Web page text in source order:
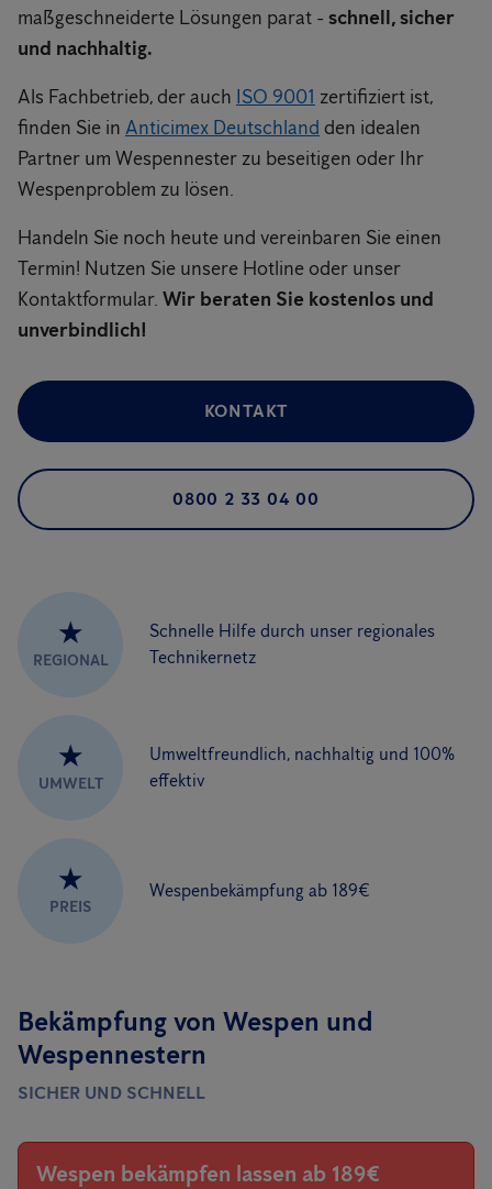
maßgeschneiderte Lösungen parat - schnell, sicher
und nachhaltig.
Als Fachbetrieb, der auch ISO 9001 zertifiziert ist,
finden Sie in Anticimex Deutschland den idealen
Partner um Wespennester zu beseitigen oder Ihr
Wespenproblem zu lösen.
Handeln Sie noch heute und vereinbaren Sie einen
Termin! Nutzen Sie unsere Hotline oder unser
Kontaktformular. Wir beraten Sie kostenlos und
unverbindlich!
KONTAKT
0800 2 33 04 00
★
REGIONAL
Schnelle Hilfe durch unser regionales
Technikernetz
★
UMWELT
Umweltfreundlich, nachhaltig und 100%
effektiv
★
PREIS
Wespenbekämpfung ab 189€
Bekämpfung von Wespen und
Wespennestern
SICHER UND SCHNELL
Wespen bekämpfen lassen ab 189€